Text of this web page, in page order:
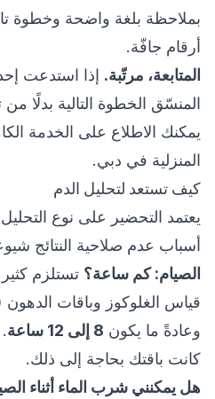
بملاحظة بلغة واضحة وخطوة
أرقام جافّة.
المتابعة، مرتّبة. إذا استدعت
المنسّق الخطوة التالية بدلًا
يمكنك الاطلاع على الخدمة
المنزلية في دبي.
كيف تستعد لتحليل الدم
يعتمد التحضير على نوع
أسباب عدم صلاحية النتائج
الصيام: كم ساعة؟ تستلزم
قياس الغلوكوز وباقات
وعادةً ما يكون 8 إلى 12 ساعة
كانت باقتك بحاجة إلى ذلك.
هل يمكنني شرب الماء أثناء